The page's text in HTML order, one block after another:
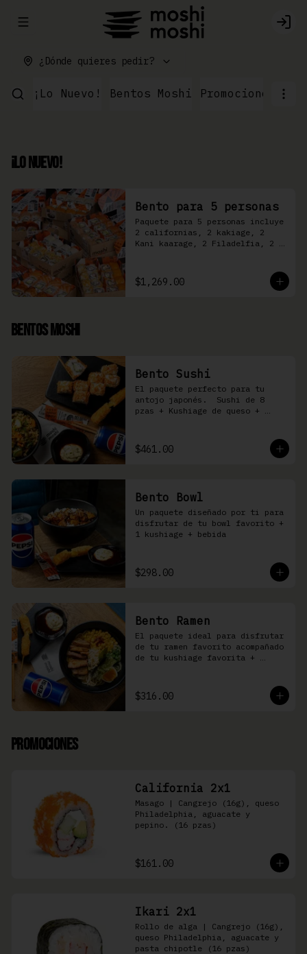
Abrir menu de navegación
¿Dónde quieres pedir?
¡Lo Nuevo! Bentos Moshi Promociones
¡Lo Nuevo!
Bento para 5 personas
Paquete para 5 personas incluye
2 californias, 2 kakiage, 2
Kani kaarage, 2 Filadelfia, 2
$1,269.00
Bentos Moshi
Bento Sushi
El paquete perfecto para tu
antojo japonés.  Sushi de 8
pzas + Kushiage de queso +
$461.00
Bento Bowl
Un paquete diseñado por ti para
disfrutar de tu bowl favorito +
1 kushiage + bebida
$298.00
Bento Ramen
El paquete ideal para disfrutar
de tu ramen favorito acompañado
de tu kushiage favorita +
$316.00
Promociones
California 2x1
Masago | Cangrejo (16g), queso
Philadelphia, aguacate y
pepino. (16 pzas)
$161.00
Ikari 2x1
Rollo de alga | Cangrejo (16g),
queso Philadelphia, aguacate y
pasta chipotle (16 pzas)